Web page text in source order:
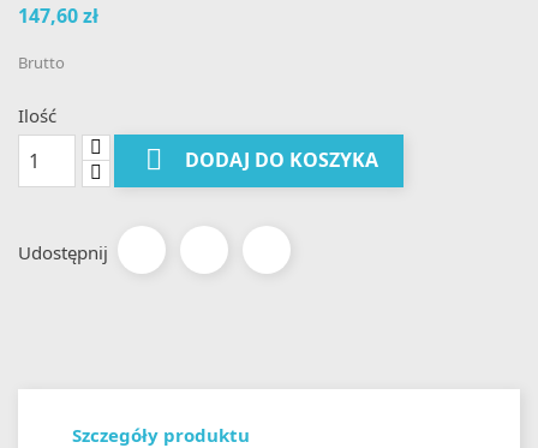
147,60 zł
Brutto
Ilość
 DODAJ DO KOSZYKA
Udostępnij
Szczegóły produktu